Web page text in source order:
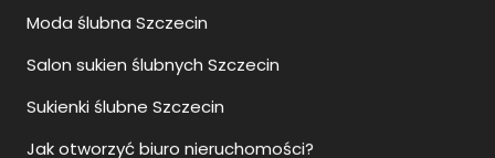
Salon sukien ślubnych Szczecin
Sukienki ślubne Szczecin
Jak otworzyć biuro nieruchomości?
Jak otworzyć agencje nieruchomości?